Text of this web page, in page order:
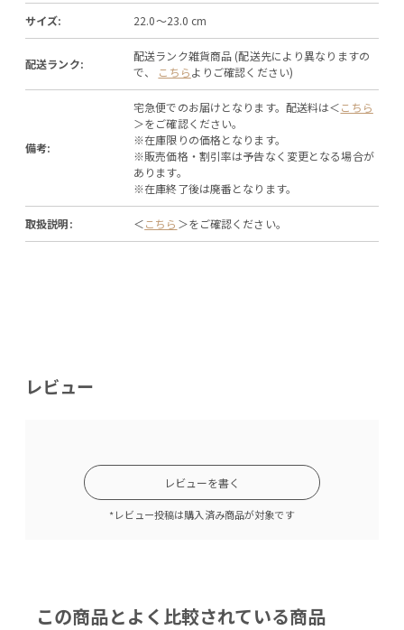
サイズ: 22.0～23.0 cm
配送ランク:
配送ランク雑貨商品 (配送先により異なりますの
で、 こちらよりご確認ください)
備考:
宅急便でのお届けとなります。配送料は＜こちら
＞をご確認ください。
※在庫限りの価格となります。
※販売価格・割引率は予告なく変更となる場合が
あります。
※在庫終了後は廃番となります。
取扱説明: ＜こちら ＞をご確認ください。
レビュー
レビューを書く
*レビュー投稿は購入済み商品が対象です
この商品とよく比較されている商品